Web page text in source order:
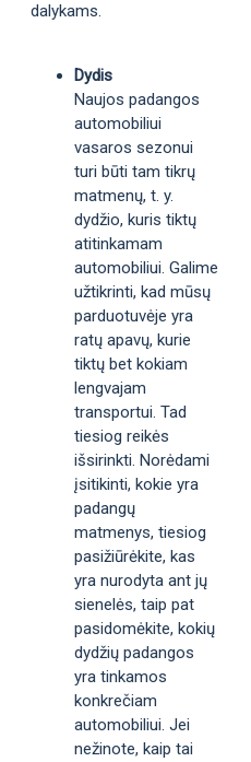
dalykams.
Dydis
Naujos padangos
automobiliui
vasaros sezonui
turi būti tam tikrų
matmenų, t. y.
dydžio, kuris tiktų
atitinkamam
automobiliui. Galime
užtikrinti, kad mūsų
parduotuvėje yra
ratų apavų, kurie
tiktų bet kokiam
lengvajam
transportui. Tad
tiesiog reikės
išsirinkti. Norėdami
įsitikinti, kokie yra
padangų
matmenys, tiesiog
pasižiūrėkite, kas
yra nurodyta ant jų
sienelės, taip pat
pasidomėkite, kokių
dydžių padangos
yra tinkamos
konkrečiam
automobiliui. Jei
nežinote, kaip tai